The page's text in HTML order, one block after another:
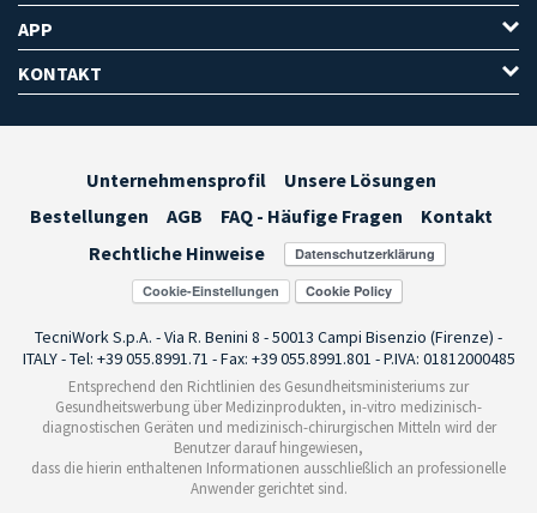
APP
KONTAKT
Unternehmensprofil
Unsere Lösungen
Bestellungen
AGB FAQ - Häufige Fragen
Kontakt
Rechtliche Hinweise
Cookie-Einstellungen
TecniWork S.p.A. - Via R. Benini 8 - 50013 Campi Bisenzio (Firenze) -
ITALY - Tel: +39 055.8991.71 - Fax: +39 055.8991.801 - P.IVA: 01812000485
Entsprechend den Richtlinien des Gesundheitsministeriums zur
Gesundheitswerbung über Medizinprodukten, in-vitro medizinisch-
diagnostischen Geräten und medizinisch-chirurgischen Mitteln wird der
Benutzer darauf hingewiesen,
dass die hierin enthaltenen Informationen ausschließlich an professionelle
Anwender gerichtet sind.